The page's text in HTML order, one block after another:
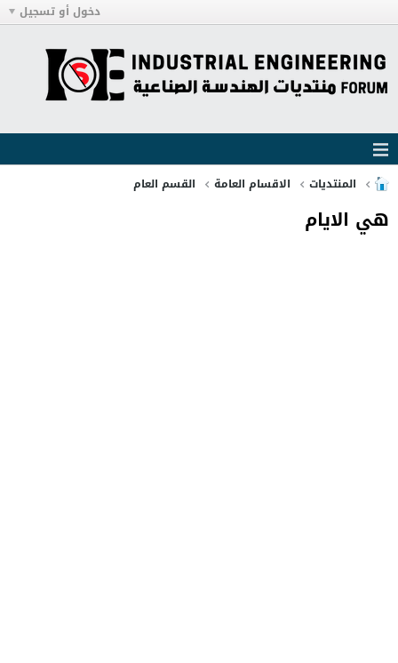
دخول أو تسجيل
المنتديات الاقسام العامة القسم العام
هي الايام